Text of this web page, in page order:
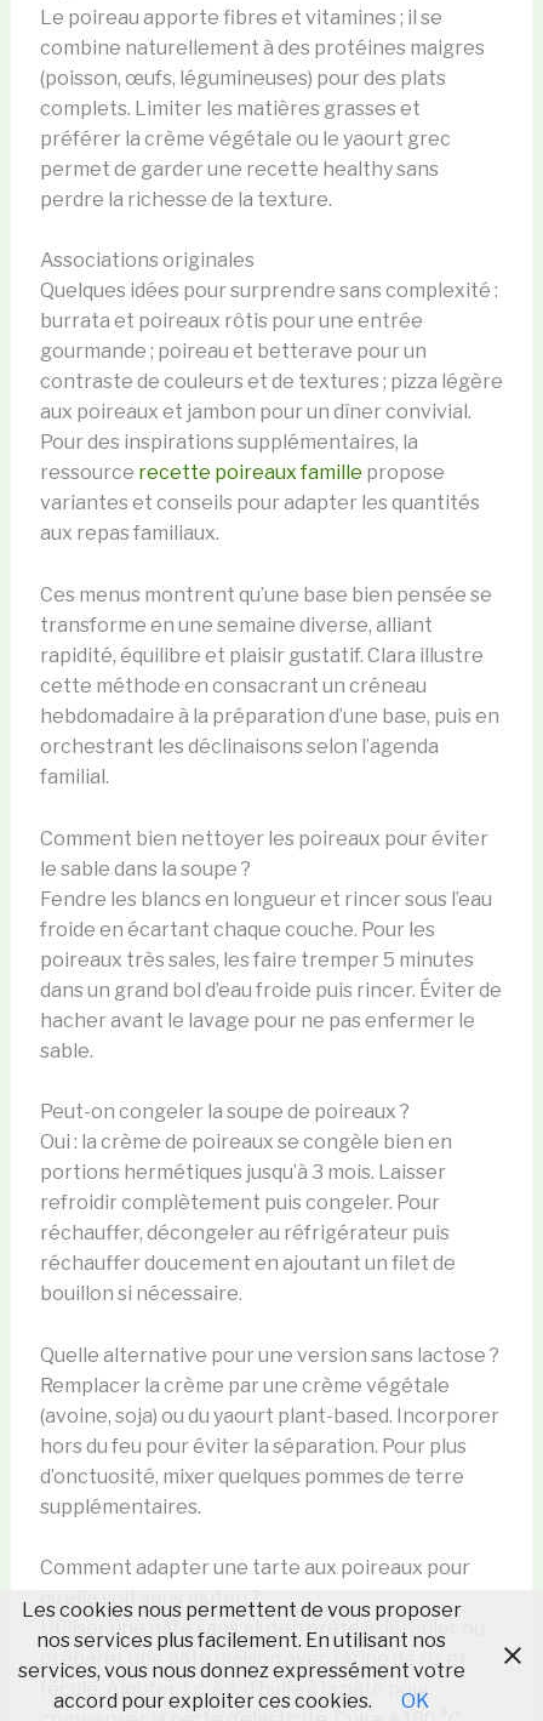
Le poireau apporte fibres et vitamines ; il se
combine naturellement à des protéines maigres
(poisson, œufs, légumineuses) pour des plats
complets. Limiter les matières grasses et
préférer la crème végétale ou le yaourt grec
permet de garder une recette healthy sans
perdre la richesse de la texture.
Associations originales
Quelques idées pour surprendre sans complexité :
burrata et poireaux rôtis pour une entrée
gourmande ; poireau et betterave pour un
contraste de couleurs et de textures ; pizza légère
aux poireaux et jambon pour un dîner convivial.
Pour des inspirations supplémentaires, la
ressource recette poireaux famille propose
variantes et conseils pour adapter les quantités
aux repas familiaux.
Ces menus montrent qu’une base bien pensée se
transforme en une semaine diverse, alliant
rapidité, équilibre et plaisir gustatif. Clara illustre
cette méthode en consacrant un créneau
hebdomadaire à la préparation d’une base, puis en
orchestrant les déclinaisons selon l’agenda
familial.
Comment bien nettoyer les poireaux pour éviter
le sable dans la soupe ?
Fendre les blancs en longueur et rincer sous l’eau
froide en écartant chaque couche. Pour les
poireaux très sales, les faire tremper 5 minutes
dans un grand bol d’eau froide puis rincer. Éviter de
hacher avant le lavage pour ne pas enfermer le
sable.
Peut-on congeler la soupe de poireaux ?
Oui : la crème de poireaux se congèle bien en
portions hermétiques jusqu’à 3 mois. Laisser
refroidir complètement puis congeler. Pour
réchauffer, décongeler au réfrigérateur puis
réchauffer doucement en ajoutant un filet de
bouillon si nécessaire.
Quelle alternative pour une version sans lactose ?
Remplacer la crème par une crème végétale
(avoine, soja) ou du yaourt plant-based. Incorporer
hors du feu pour éviter la séparation. Pour plus
d’onctuosité, mixer quelques pommes de terre
supplémentaires.
Comment adapter une tarte aux poireaux pour
qu’elle soit sans gluten ?
Utiliser une pâte sans gluten prête à dérouler ou
préparer une pâte maison avec farine de riz et
fécule. Ajouter 1 c. à s. d’huile à la pâte pour
Les cookies nous permettent de vous proposer
nos services plus facilement. En utilisant nos
services, vous nous donnez expressément votre
accord pour exploiter ces cookies.
OK